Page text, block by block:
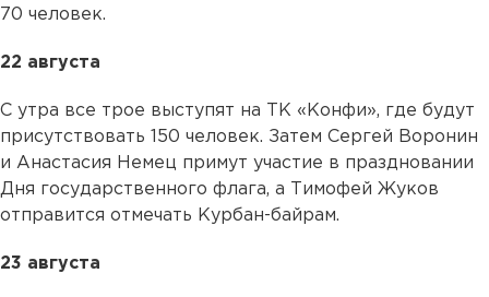
70 человек.
22 августа
С утра все трое выступят на ТК «Конфи», где будут
присутствовать 150 человек. Затем Сергей Воронин
и Анастасия Немец примут участие в праздновании
Дня государственного флага, а Тимофей Жуков
отправится отмечать Курбан-байрам.
23 августа